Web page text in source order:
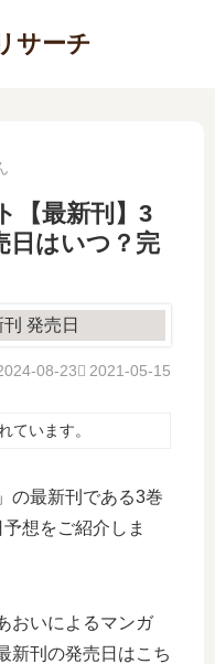
サーチ
【最新刊】3
日はいつ？完
2021-05-15
08-23
ています。
の最新刊である3巻
想をご紹介しま
おいによるマンガ
新刊の発売日はこち